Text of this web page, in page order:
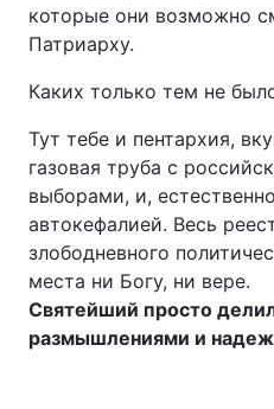
которые они возможно
Патриарху.
Каких только тем не
Тут тебе и пентархия,
газовая труба с
выборами, и,
автокефалией. Весь
злободневного
места ни Богу, ни вере.
Святейший просто
размышлениями и